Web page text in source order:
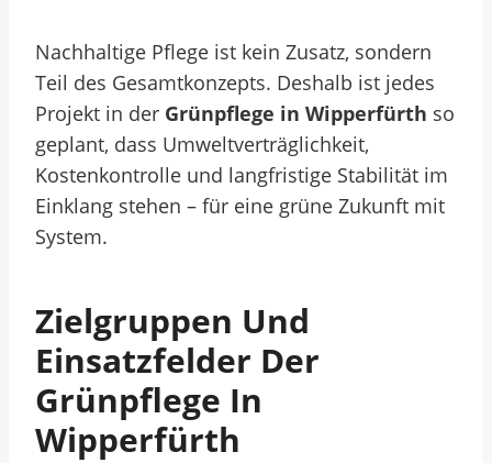
Nachhaltige Pflege ist kein Zusatz, sondern
Teil des Gesamtkonzepts. Deshalb ist jedes
Projekt in der Grünpflege in Wipperfürth so
geplant, dass Umweltverträglichkeit,
Kostenkontrolle und langfristige Stabilität im
Einklang stehen – für eine grüne Zukunft mit
System.
Zielgruppen Und
Einsatzfelder Der
Grünpflege In
Wipperfürth